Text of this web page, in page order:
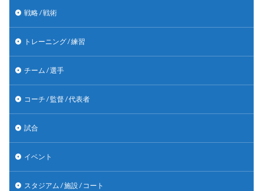
戦略 / 戦術
トレーニング / 練習
チーム / 選手
コーチ / 監督 / 代表者
試合
イベント
スタジアム / 施設 / コート